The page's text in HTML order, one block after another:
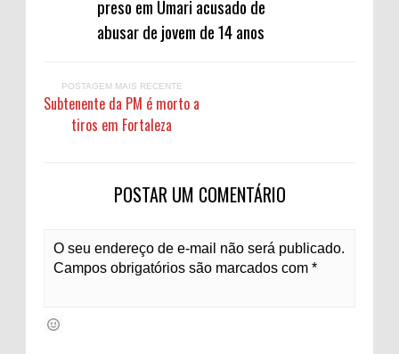
preso em Umari acusado de
abusar de jovem de 14 anos
POSTAGEM MAIS RECENTE
Subtenente da PM é morto a
tiros em Fortaleza
POSTAR UM COMENTÁRIO
O seu endereço de e-mail não será publicado.
Campos obrigatórios são marcados com *